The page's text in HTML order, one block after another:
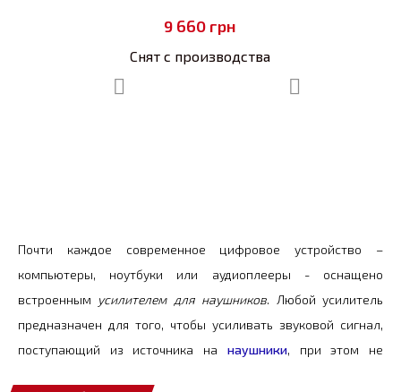
9 660 грн
Снят с производства
Почти каждое современное цифровое устройство –
компьютеры, ноутбуки или аудиоплееры - оснащено
встроенным усилителем для наушников. Любой усилитель
предназначен для того, чтобы усиливать звуковой сигнал,
поступающий из источника на наушники, при этом не